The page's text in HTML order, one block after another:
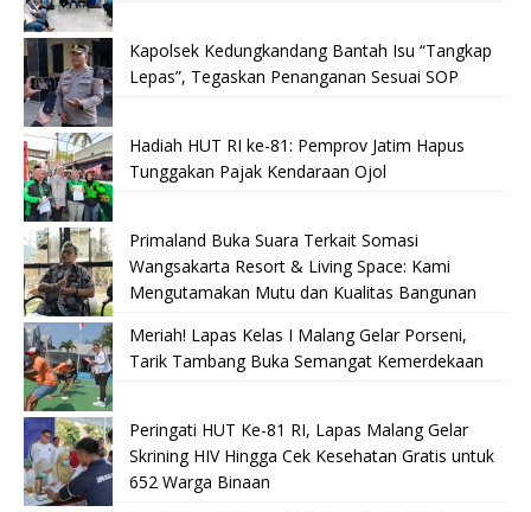
Kapolsek Kedungkandang Bantah Isu “Tangkap
Lepas”, Tegaskan Penanganan Sesuai SOP
Hadiah HUT RI ke-81: Pemprov Jatim Hapus
Tunggakan Pajak Kendaraan Ojol
Primaland Buka Suara Terkait Somasi
Wangsakarta Resort & Living Space: Kami
Mengutamakan Mutu dan Kualitas Bangunan
Meriah! Lapas Kelas I Malang Gelar Porseni,
Tarik Tambang Buka Semangat Kemerdekaan
Peringati HUT Ke-81 RI, Lapas Malang Gelar
Skrining HIV Hingga Cek Kesehatan Gratis untuk
652 Warga Binaan